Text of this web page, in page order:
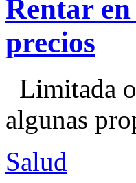
Rentar
precios
Limitada
algunas
Salud